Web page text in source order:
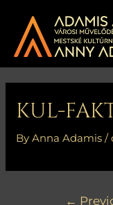
content
KUL-
ByAnna Adamis/
←